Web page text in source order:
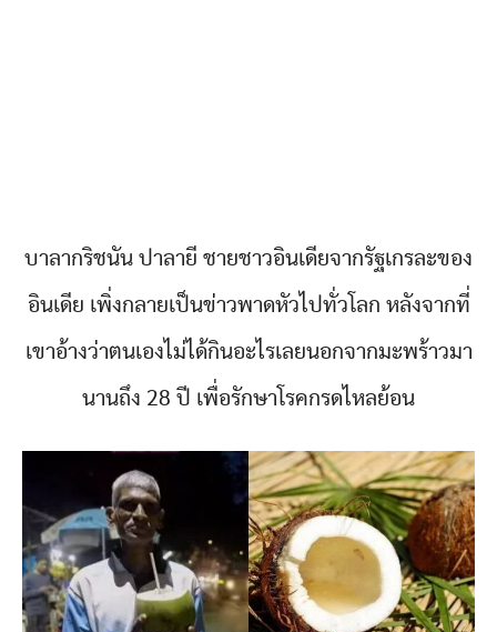
บาลากริชนัน ปาลายี ชายชาวอินเดียจากรัฐเกรละของ
อินเดีย เพิ่งกลายเป็นข่าวพาดหัวไปทั่วโลก หลังจากที่
เขาอ้างว่าตนเองไม่ได้กินอะไรเลยนอกจากมะพร้าวมา
นานถึง 28 ปี เพื่อรักษาโรคกรดไหลย้อน